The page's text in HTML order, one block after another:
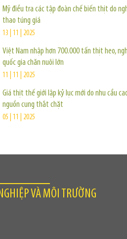
Mỹ điều tra các tập đoàn chế biến thịt do
thao túng giá
13 | 11 | 2025
Việt Nam nhập hơn 700.000 tấn thịt heo,
quốc gia chăn nuôi lớn
11 | 11 | 2025
Giá thịt thế giới lập kỷ lục mới do nhu cầu
nguồn cung thắt chặt
05 | 11 | 2025
VÀ MÔI TRƯỜNG